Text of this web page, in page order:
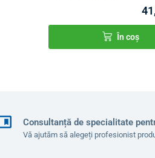
În coș
Consultanță de specialitate
Vă ajutăm să alegeți profesionist